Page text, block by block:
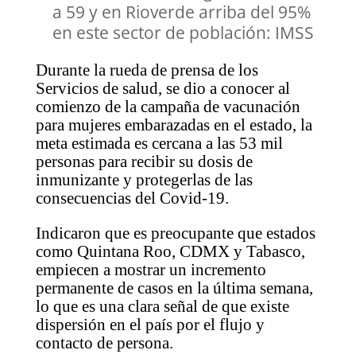
a 59 y en Rioverde arriba del 95%
en este sector de población: IMSS
Durante la rueda de prensa de los
Servicios de salud, se dio a conocer al
comienzo de la campaña de vacunación
para mujeres embarazadas en el estado, la
meta estimada es cercana a las 53 mil
personas para recibir su dosis de
inmunizante y protegerlas de las
consecuencias del Covid-19.
Indicaron que es preocupante que estados
como Quintana Roo, CDMX y Tabasco,
empiecen a mostrar un incremento
permanente de casos en la última semana,
lo que es una clara señal de que existe
dispersión en el país por el flujo y
contacto de persona.